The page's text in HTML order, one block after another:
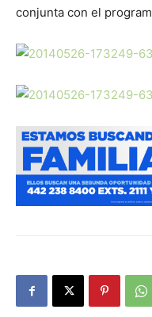
conjunta con el